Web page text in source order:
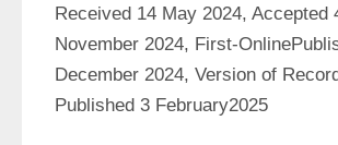
Received 14 May 2024, Accepted
November 2024, First-
December 2024, Version of
Published 3 February2025